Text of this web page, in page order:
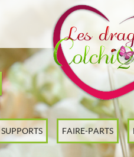
SUPPORTS FAIRE-PARTS